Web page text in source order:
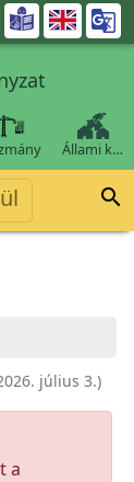

Állami k…

július 3.)
a